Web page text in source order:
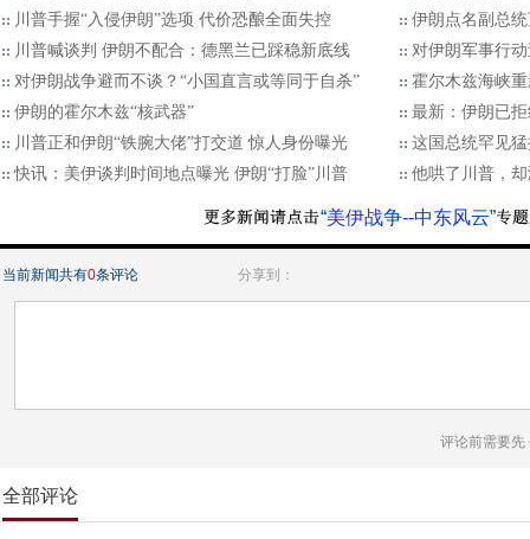
川普手握“入侵伊朗”选项 代价恐酿全面失控
伊朗点名副总
川普喊谈判 伊朗不配合：德黑兰已踩稳新底线
对伊朗军事行
对伊朗战争避而不谈？“小国直言或等同于自杀”
霍尔木兹海峡
伊朗的霍尔木兹“核武器”
最新：伊朗已
川普正和伊朗“铁腕大佬”打交道 惊人身份曝光
这国总统罕见
快讯：美伊谈判时间地点曝光 伊朗“打脸”川普
他哄了川普，
“美伊战争--中东风云”
当前新闻共有0条评论 分享到：
评论前需要先
全部评论